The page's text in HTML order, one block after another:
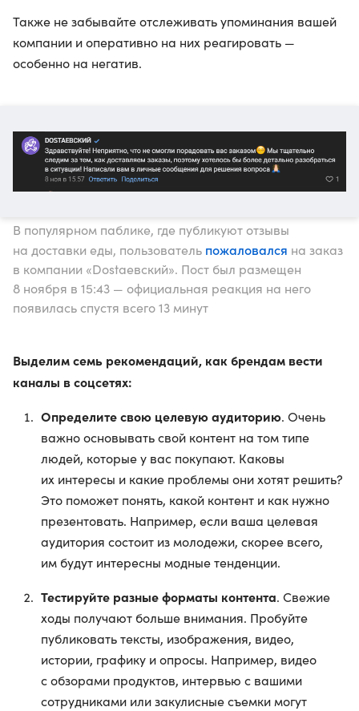
Также не забывайте отслеживать упоминания вашей
компании и оперативно на них реагировать —
особенно на негатив.
В популярном паблике, где публикуют отзывы
на доставки еды, пользователь пожаловался на заказ
в компании «Dostaевский». Пост был размещен
8 ноября в 15:43 — официальная реакция на него
появилась спустя всего 13 минут
Выделим семь рекомендаций, как брендам вести
каналы в соцсетях:
Определите свою целевую аудиторию. Очень
важно основывать свой контент на том типе
людей, которые у вас покупают. Каковы
их интересы и какие проблемы они хотят решить?
Это поможет понять, какой контент и как нужно
презентовать. Например, если ваша целевая
аудитория состоит из молодежи, скорее всего,
им будут интересны модные тенденции.
Тестируйте разные форматы контента. Свежие
ходы получают больше внимания. Пробуйте
публиковать тексты, изображения, видео,
истории, графику и опросы. Например, видео
с обзорами продуктов, интервью с вашими
сотрудниками или закулисные съемки могут